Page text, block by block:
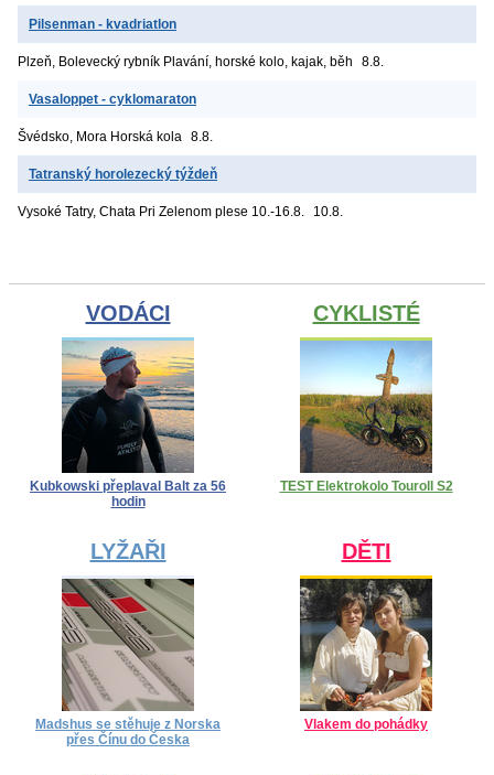
Pilsenman - kvadriatlon
Plzeň, Bolevecký rybník Plavání, horské kolo, kajak, běh 8.8.
Vasaloppet - cyklomaraton
Švédsko, Mora Horská kola 8.8.
Tatranský horolezecký týždeň
Vysoké Tatry, Chata Pri Zelenom plese 10.-16.8. 10.8.
VODÁCI
Kubkowski přeplaval Balt za 56
hodin
CYKLISTÉ
TEST Elektrokolo Touroll S2
LYŽAŘI
Madshus se stěhuje z Norska
přes Čínu do Česka
DĚTI
Vlakem do pohádky